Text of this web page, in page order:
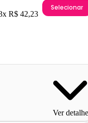
R$ 42,23
Selecionar
Ver